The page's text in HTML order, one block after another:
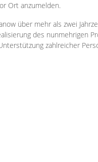
Ort anzumelden.
über mehr als zwei
des nunmehrigen
zahlreicher